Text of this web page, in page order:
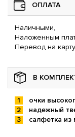
ОПЛАТА
Наличными,
Наложенным
Перевод на карту
В
очки
надежный
салфетка